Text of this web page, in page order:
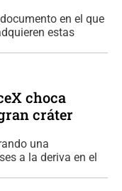
en el que
estas
choca
cráter
una
a la deriva en el